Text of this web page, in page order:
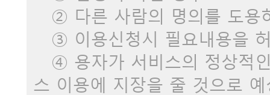
② 다른 사람의 명의를 도용
③ 이용신청시 필요내용을
④ 용자가 서비스의 정상적
스 이용에 지장을 줄 것으로